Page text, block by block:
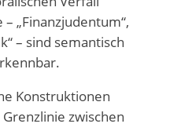
„Finanzjudentum“,
– sind semantisch
Konstruktionen
zwischen